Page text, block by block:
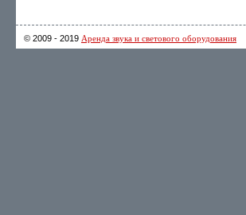
© 2009 - 2019 Аренда звука и светового оборудования